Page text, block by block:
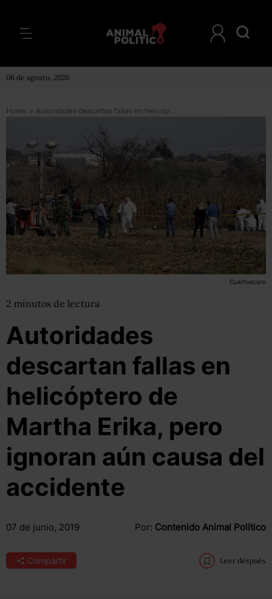
06 de agosto, 2026
Home > Autoridades descartan fallas en helicóptero de Martha Erika, pero ignoran aún causa del accidente
Cuartoscuro
2 minutos de lectura
Autoridades
descartan fallas en
helicóptero de
Martha Erika, pero
ignoran aún causa del
accidente
07 de junio, 2019 Por: Contenido Animal Político
Compartir Leer después